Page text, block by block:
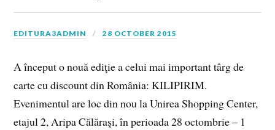
EDITURA3ADMIN 28 OCTOBER 2015
A început o nouă ediţie a celui mai important târg de
carte cu discount din România: KILIPIRIM.
Evenimentul are loc din nou la Unirea Shopping Center,
etajul 2, Aripa Călăraşi, în perioada 28 octombrie – 1